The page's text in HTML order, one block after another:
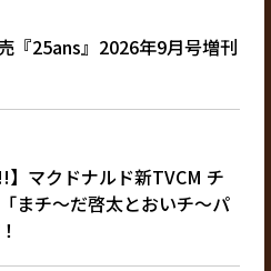
『25ans』2026年9月号増刊
】マクドナルド新TVCM チ
まチ～だ啓太とおいチ～パ